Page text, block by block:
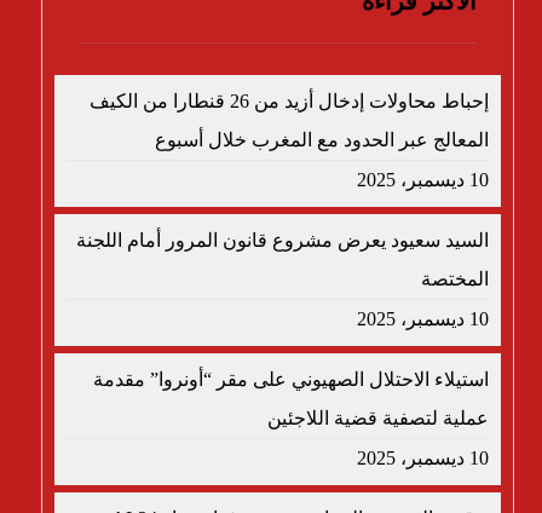
إحباط محاولات إدخال أزيد من 26 قنطارا من الكيف
المعالج عبر الحدود مع المغرب خلال أسبوع
10 ديسمبر، 2025
السيد سعيود يعرض مشروع قانون المرور أمام اللجنة
المختصة
10 ديسمبر، 2025
استيلاء الاحتلال الصهيوني على مقر “أونروا” مقدمة
عملية لتصفية قضية اللاجئين
10 ديسمبر، 2025